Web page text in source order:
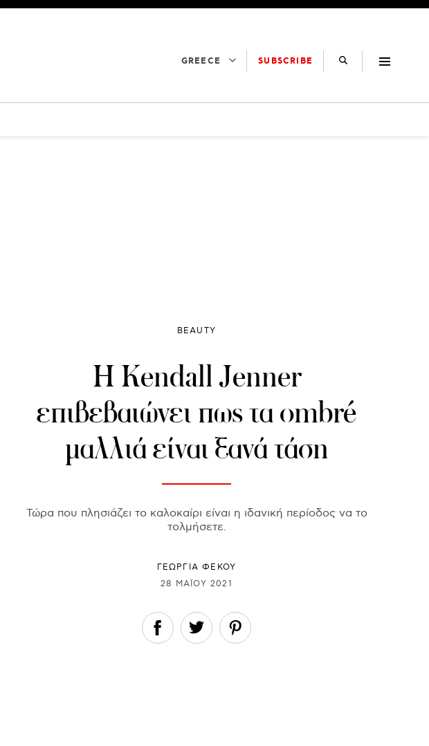
GREECE SUBSCRIBE
BEAUTY
Η Kendall Jenner
επιβεβαιώνει πως τα ombré
μαλλιά είναι ξανά τάση
Τώρα που πλησιάζει το καλοκαίρι είναι η ιδανική περίοδος να το
τολμήσετε.
ΓΕΩΡΓΙΑ ΦΕΚΟΥ
28 ΜΑΪ́ΟΥ 2021